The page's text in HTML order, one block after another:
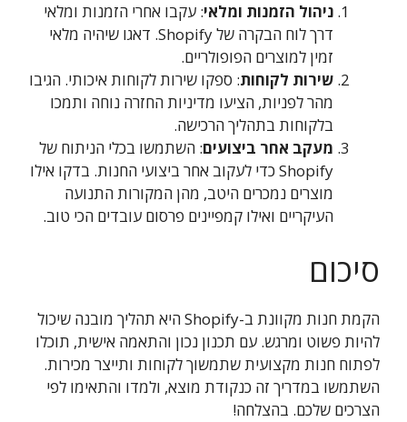
ניהול הזמנות ומלאי: עקבו אחרי הזמנות ומלאי
דרך לוח הבקרה של Shopify. דאגו שיהיה מלאי
זמין למוצרים הפופולריים.
שירות לקוחות: ספקו שירות לקוחות איכותי. הגיבו
מהר לפניות, הציעו מדיניות החזרה נוחה ותמכו
בלקוחות בתהליך הרכישה.
מעקב אחר ביצועים: השתמשו בכלי הניתוח של
Shopify כדי לעקוב אחר ביצועי החנות. בדקו אילו
מוצרים נמכרים היטב, מהן המקורות התנועה
העיקריים ואילו קמפיינים פרסום עובדים הכי טוב.
סיכום
הקמת חנות מקוונת ב-Shopify היא תהליך מובנה שיכול
להיות פשוט ומרגש. עם תכנון נכון והתאמה אישית, תוכלו
לפתוח חנות מקצועית שתמשוך לקוחות ותייצר מכירות.
השתמשו במדריך זה כנקודת מוצא, ולמדו והתאימו לפי
הצרכים שלכם. בהצלחה!